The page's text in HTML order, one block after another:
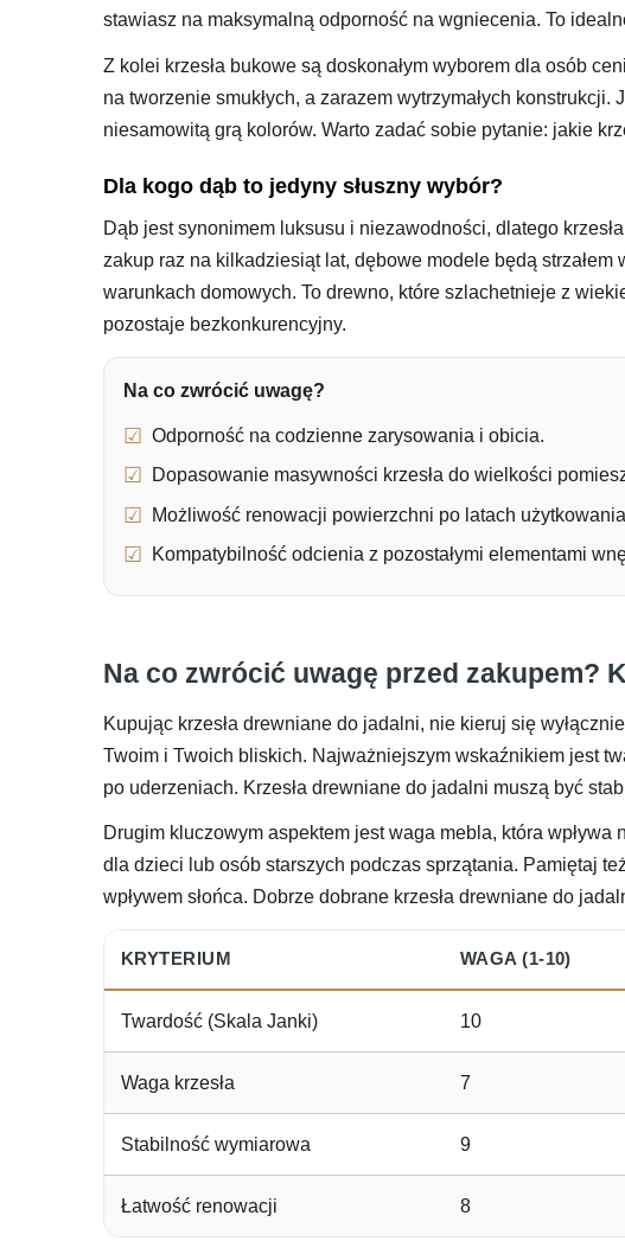
stawiasz na maksymalną odporność na wgniecenia. To
Z kolei krzesła bukowe są doskonałym wyborem dla osób
na tworzenie smukłych, a zarazem wytrzymałych
niesamowitą grą kolorów. Warto zadać sobie pytanie: jakie
Dla kogo dąb to jedyny słuszny wybór?
Dąb jest synonimem luksusu i niezawodności, dlatego
zakup raz na kilkadziesiąt lat, dębowe modele będą
warunkach domowych. To drewno, które szlachetnieje z
pozostaje bezkonkurencyjny.
Na co zwrócić uwagę?
Odporność na codzienne zarysowania i obicia.
Dopasowanie masywności krzesła do wielkości
Możliwość renowacji powierzchni po latach
Kompatybilność odcienia z pozostałymi elementami
Na co zwrócić uwagę przed zakupem?
Kupując krzesła drewniane do jadalni, nie kieruj się
Twoim i Twoich bliskich. Najważniejszym wskaźnikiem jest
po uderzeniach. Krzesła drewniane do jadalni muszą być
Drugim kluczowym aspektem jest waga mebla, która
dla dzieci lub osób starszych podczas sprzątania. Pamiętaj
wpływem słońca. Dobrze dobrane krzesła drewniane do
KRYTERIUM WAGA (1-10)
Twardość (Skala Janki) 10
Waga krzesła 7
Stabilność wymiarowa 9
Łatwość renowacji 8